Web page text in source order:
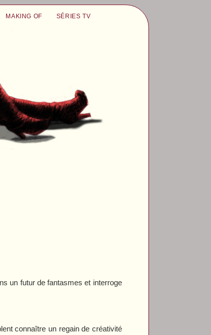
MAKING OF SÉRIES TV
un futur de fantasmes et interroge
connaître un regain de créativité